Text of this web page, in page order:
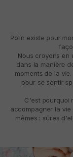
Polín existe pour
Nous croyons en
dans la manière
moments de la
pour se sentir
C'est pourquoi
accompagner la
mêmes : sûres